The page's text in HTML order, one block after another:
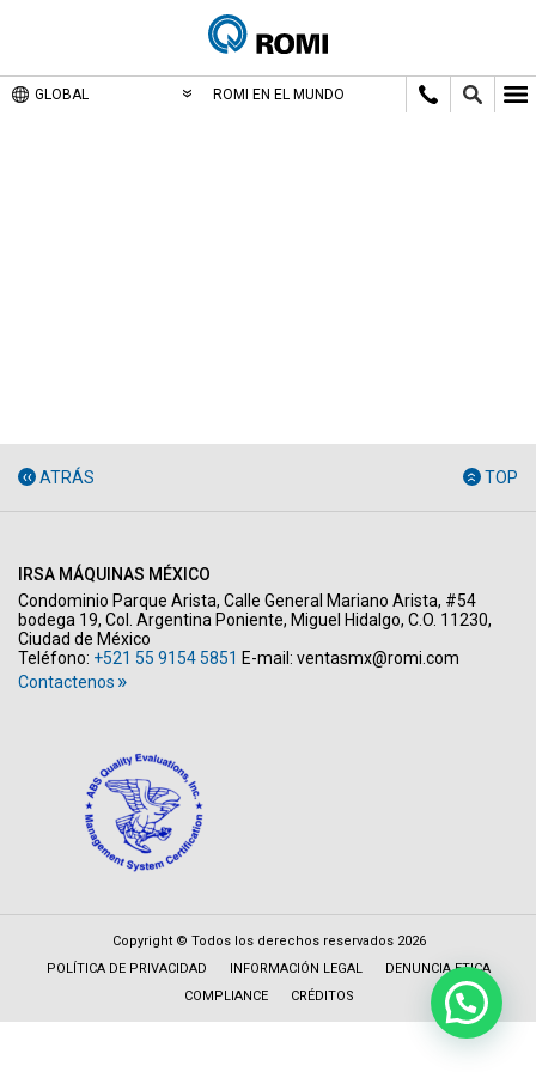
GLOBAL ROMI EN EL MUNDO
ATRÁS TOP
IRSA MÁQUINAS MÉXICO
Condominio Parque Arista, Calle General Mariano Arista, #54
bodega 19, Col. Argentina Poniente, Miguel Hidalgo, C.O. 11230,
Ciudad de México
Teléfono: +521 55 9154 5851 E-mail: ventasmx@romi.com
Contactenos
Copyright © Todos los derechos reservados 2026
POLÍTICA DE PRIVACIDAD
INFORMACIÓN LEGAL
DENUNCIA ETICA
COMPLIANCE
CRÉDITOS